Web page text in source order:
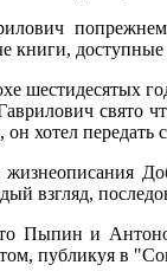
книги,
шестидесятых
свято
он хотел
взгляд,
Пыпин и
публикуя в